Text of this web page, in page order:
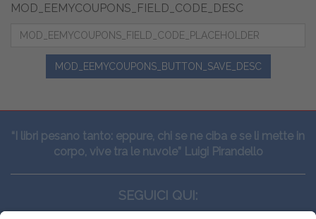
MOD_EEMYCOUPONS_FIELD_CODE_DESC
MOD_EEMYCOUPONS_BUTTON_SAVE_DESC
“I libri pesano tanto: eppure, chi se ne ciba e se li mette in
corpo, vive tra le nuvole” Luigi Pirandello
SEGUICI QUI: